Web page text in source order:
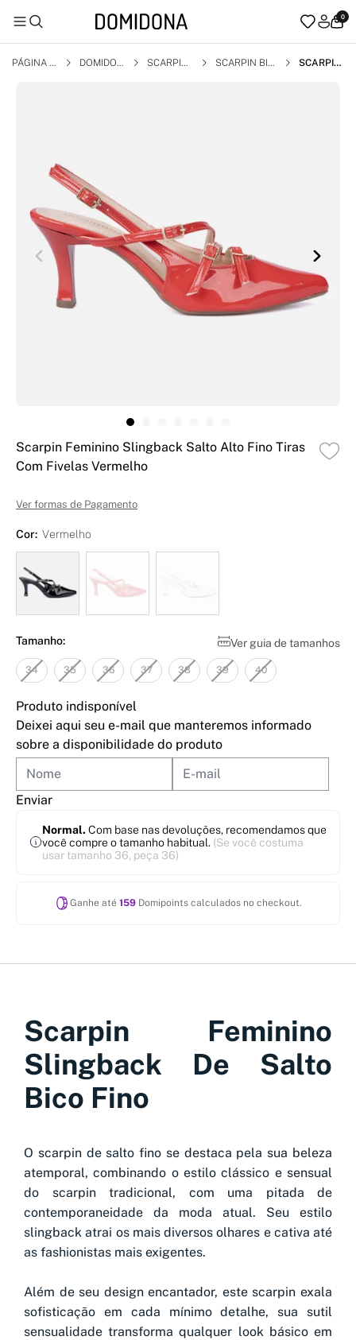
0
PÁGINA I
DOMIDON
SCARPIN
SCARPIN BIC
SCARPIN
Scarpin Feminino Slingback Salto Alto Fino Tiras
Com Fivelas Vermelho
Ver formas de Pagamento
Cor: Vermelho
Ver guia de tamanhos
Tamanho:
34 35 36 37 38 39 40
Produto indisponível
Deixei aqui seu e-mail que manteremos informado
sobre a disponibilidade do produto
Enviar
Normal. Com base nas devoluções, recomendamos que
você compre o tamanho habitual. (Se você costuma
usar tamanho 36, peça 36)
Ganhe até 159 Domipoints calculados no checkout.
Scarpin Feminino
Slingback De Salto
Bico Fino
O scarpin de salto fino se destaca pela sua beleza
atemporal, combinando o estilo clássico e sensual
do scarpin tradicional, com uma pitada de
contemporaneidade da moda atual. Seu estilo
slingback atrai os mais diversos olhares e cativa até
as fashionistas mais exigentes.
Além de seu design encantador, este scarpin exala
sofisticação em cada mínimo detalhe, sua sutil
sensualidade transforma qualquer look básico em